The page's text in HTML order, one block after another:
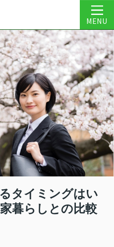
MENU
タイミングはい
暮らしとの比較